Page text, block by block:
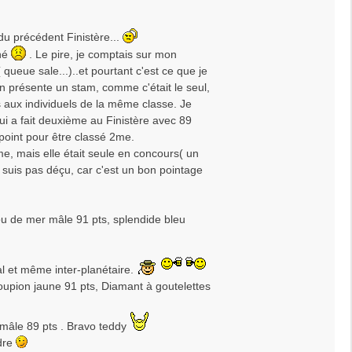
précédent Finistère...
. Le pire, je comptais sur mon
sale...)..et pourtant c'est ce que je
présente un stam, comme c'était le seul,
individuels de la même classe. Je
a fait deuxième au Finistère avec 89
pour être classé 2me.
mais elle était seule en concours( un
pas déçu, car c'est un bon pointage
de mer mâle 91 pts, splendide bleu
et même inter-planétaire.
jaune 91 pts, Diamant à goutelettes
89 pts . Bravo teddy